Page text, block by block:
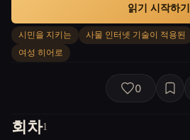
시민을 지키는 사물 인터넷 기술이 적용된
여성 히어로
읽기 시작하기
0
회차1